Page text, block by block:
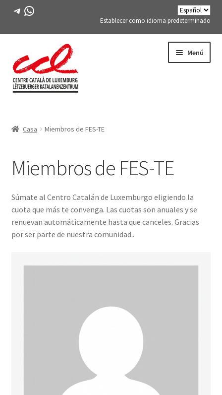
Telegrama
WhatsApp
Establecer como idioma predeterminado
la
navegación
al
contenido
Menú
ACTIVIDADES
CURSOS
LIBRO
INICIAR SESIÓN
Casa Miembros de FES-TE
Miembros de FES-TE
Súmate al Centro Catalán de Luxemburgo eligiendo la
cuota que más te convenga. Las cuotas son anuales y se
renuevan automáticamente hasta que canceles. Gracias
por ser parte de nuestra comunidad..